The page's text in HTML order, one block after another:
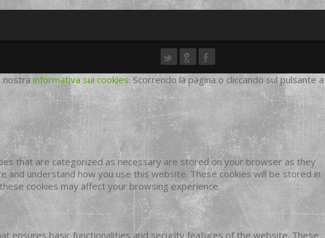
nostra informativa sui cookies. Scorrendo la pagina o cliccando sul pulsante a
that are categorized as necessary are stored on your browser as they
understand how you use this website. These cookies will be stored in
cookies may affect your browsing experience.
ensures basic functionalities and security features of the website. These